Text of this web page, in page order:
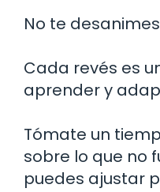
No te
Cada revés es
aprender y
Tómate un
sobre lo que no
puedes ajustar